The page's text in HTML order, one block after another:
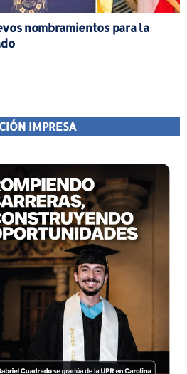
nombramientos para la
IMPRESA